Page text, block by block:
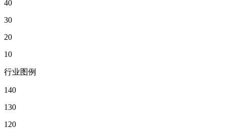
40
30
20
10
行业图例
140
130
120